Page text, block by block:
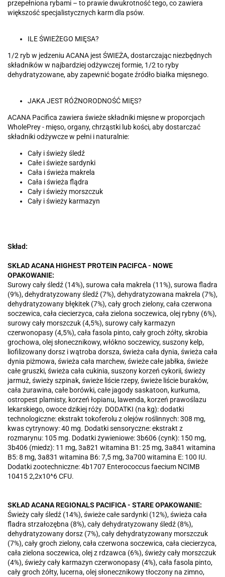
przepełniona rybami – to prawie dwukrotność tego, co zawiera
większość specjalistycznych karm dla psów.
ILE ŚWIEŻEGO MIĘSA?
1/2 ryb w jedzeniu ACANA jest ŚWIEŻA, dostarczając niezbędnych
składników w najbardziej odżywczej formie, 1/2 to ryby
dehydratyzowane, aby zapewnić bogate źródło białka mięsnego.
JAKA JEST RÓŻNORODNOŚĆ MIĘS?
ACANA Pacifica zawiera świeże składniki mięsne w proporcjach
WholePrey - mięso, organy, chrząstki lub kości, aby dostarczać
składniki odżywcze w pełni i naturalnie:
Cały i świeży śledź
Całe i świeże sardynki
Cała i świeża makrela
Cała i świeża flądra
Cały i świeży morszczuk
Cały i świeży karmazyn
Skład:
SKŁAD ACANA HIGHEST PROTEIN PACIFCA - NOWE
OPAKOWANIE:
Surowy cały śledź (14%), surowa cała makrela (11%), surowa fladra
(9%), dehydratyzowany śledź (7%), dehydratyzowana makrela (7%),
dehydratyzowany błękitek (7%), cały groch zielony, cała czerwona
soczewica, cała ciecierzyca, cała zielona soczewica, olej rybny (6%),
surowy cały morszczuk (4,5%), surowy cały karmazyn
czerwonopasy (4,5%), cała fasola pinto, cały groch żółty, skrobia
grochowa, olej słonecznikowy, włókno soczewicy, suszony kelp,
liofilizowany dorsz i wątroba dorsza, świeża cała dynia, świeża cała
dynia piżmowa, świeża cała marchew, świeże całe jabłka, świeże
całe gruszki, świeża cała cukinia, suszony korzeń cykorii, świeży
jarmuż, świeży szpinak, świeże liście rzepy, świeże liście buraków,
cała żurawina, całe borówki, całe jagody saskatoon, kurkuma,
ostropest plamisty, korzeń łopianu, lawenda, korzeń prawoślazu
lekarskiego, owoce dzikiej róży. DODATKI (na kg): dodatki
technologiczne: ekstrakt tokoferolu z olejów roślinnych: 308 mg,
kwas cytrynowy: 40 mg. Dodatki sensoryczne: ekstrakt z
rozmarynu: 105 mg. Dodatki żywieniowe: 3b606 (cynk): 150 mg,
3b406 (miedz): 11 mg, 3a821 witamina B1: 25 mg, 3a841 witamina
B5: 8 mg, 3a831 witamina B6: 7,5 mg, 3a700 witamina E: 100 IU.
Dodatki zootechniczne: 4b1707 Enterococcus faecium NCIMB
10415 2,2x10^6 CFU.
SKŁAD ACANA REGIONALS PACIFICA - STARE OPAKOWANIE:
Świeży cały śledź (14%), świeże całe sardynki (12%), świeża cała
fladra strzałozębna (8%), cały dehydratyzowany śledź (8%),
dehydratyzowany dorsz (7%), cały dehydratyzowany morszczuk
(7%), cały groch zielony, cała czerwona soczewica, cała ciecierzyca,
cała zielona soczewica, olej z rdzawca (6%), świeży cały morszczuk
(4%), świeży cały karmazyn czerwonopasy (4%), cała fasola pinto,
cały groch żółty, lucerna, olej słonecznikowy tłoczony na zimno,